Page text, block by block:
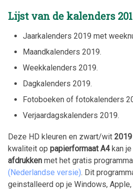
Lijst van de kalenders
Jaarkalenders 2019 met
Maandkalenders 2019.
Weekkalenders 2019.
Dagkalenders 2019.
Fotoboeken of fotokalenders
Verjaardagskalenders 2019.
Deze HD kleuren en zwart/wit 2019
kwaliteit op papierformaat A4kan je
afdrukken met het gratis programma
(Nederlandse versie). Dit
geinstalleerd op je Windows,